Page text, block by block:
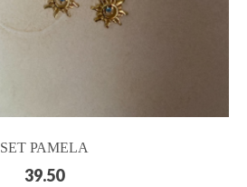
SET PAMELA
39.50